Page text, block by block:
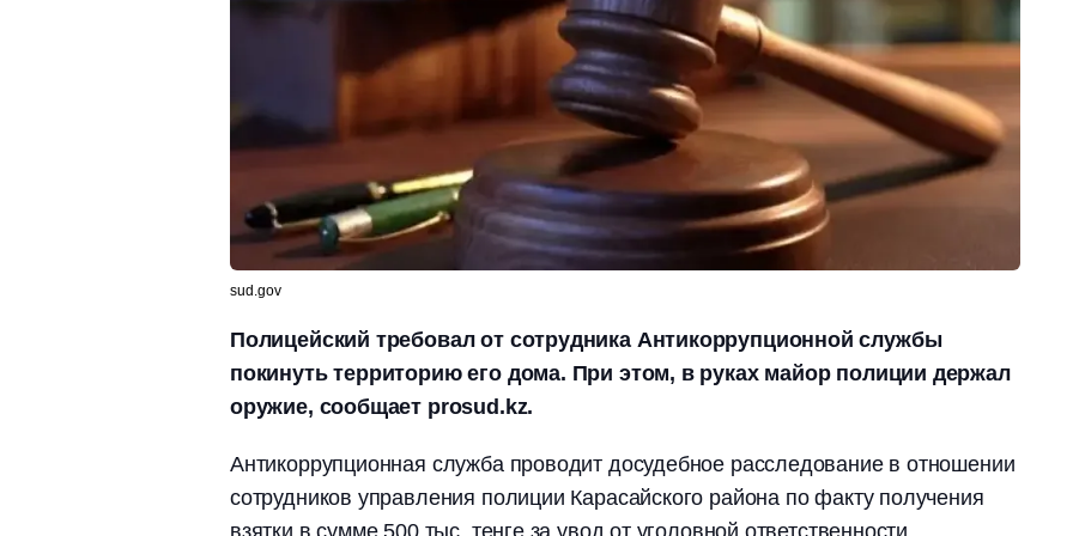
sud.gov
Полицейский требовал от сотрудника Антикоррупционной службы
покинуть территорию его дома. При этом, в руках майор полиции держал
оружие, сообщает prosud.kz.
Антикоррупционная служба проводит досудебное расследование в отношении
сотрудников управления полиции Карасайского района по факту получения